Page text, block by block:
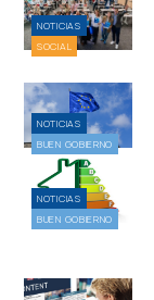
NOTICIAS
SOCIAL
NOTICIAS
BUEN GOBIERNO
NOTICIAS
BUEN GOBIERNO